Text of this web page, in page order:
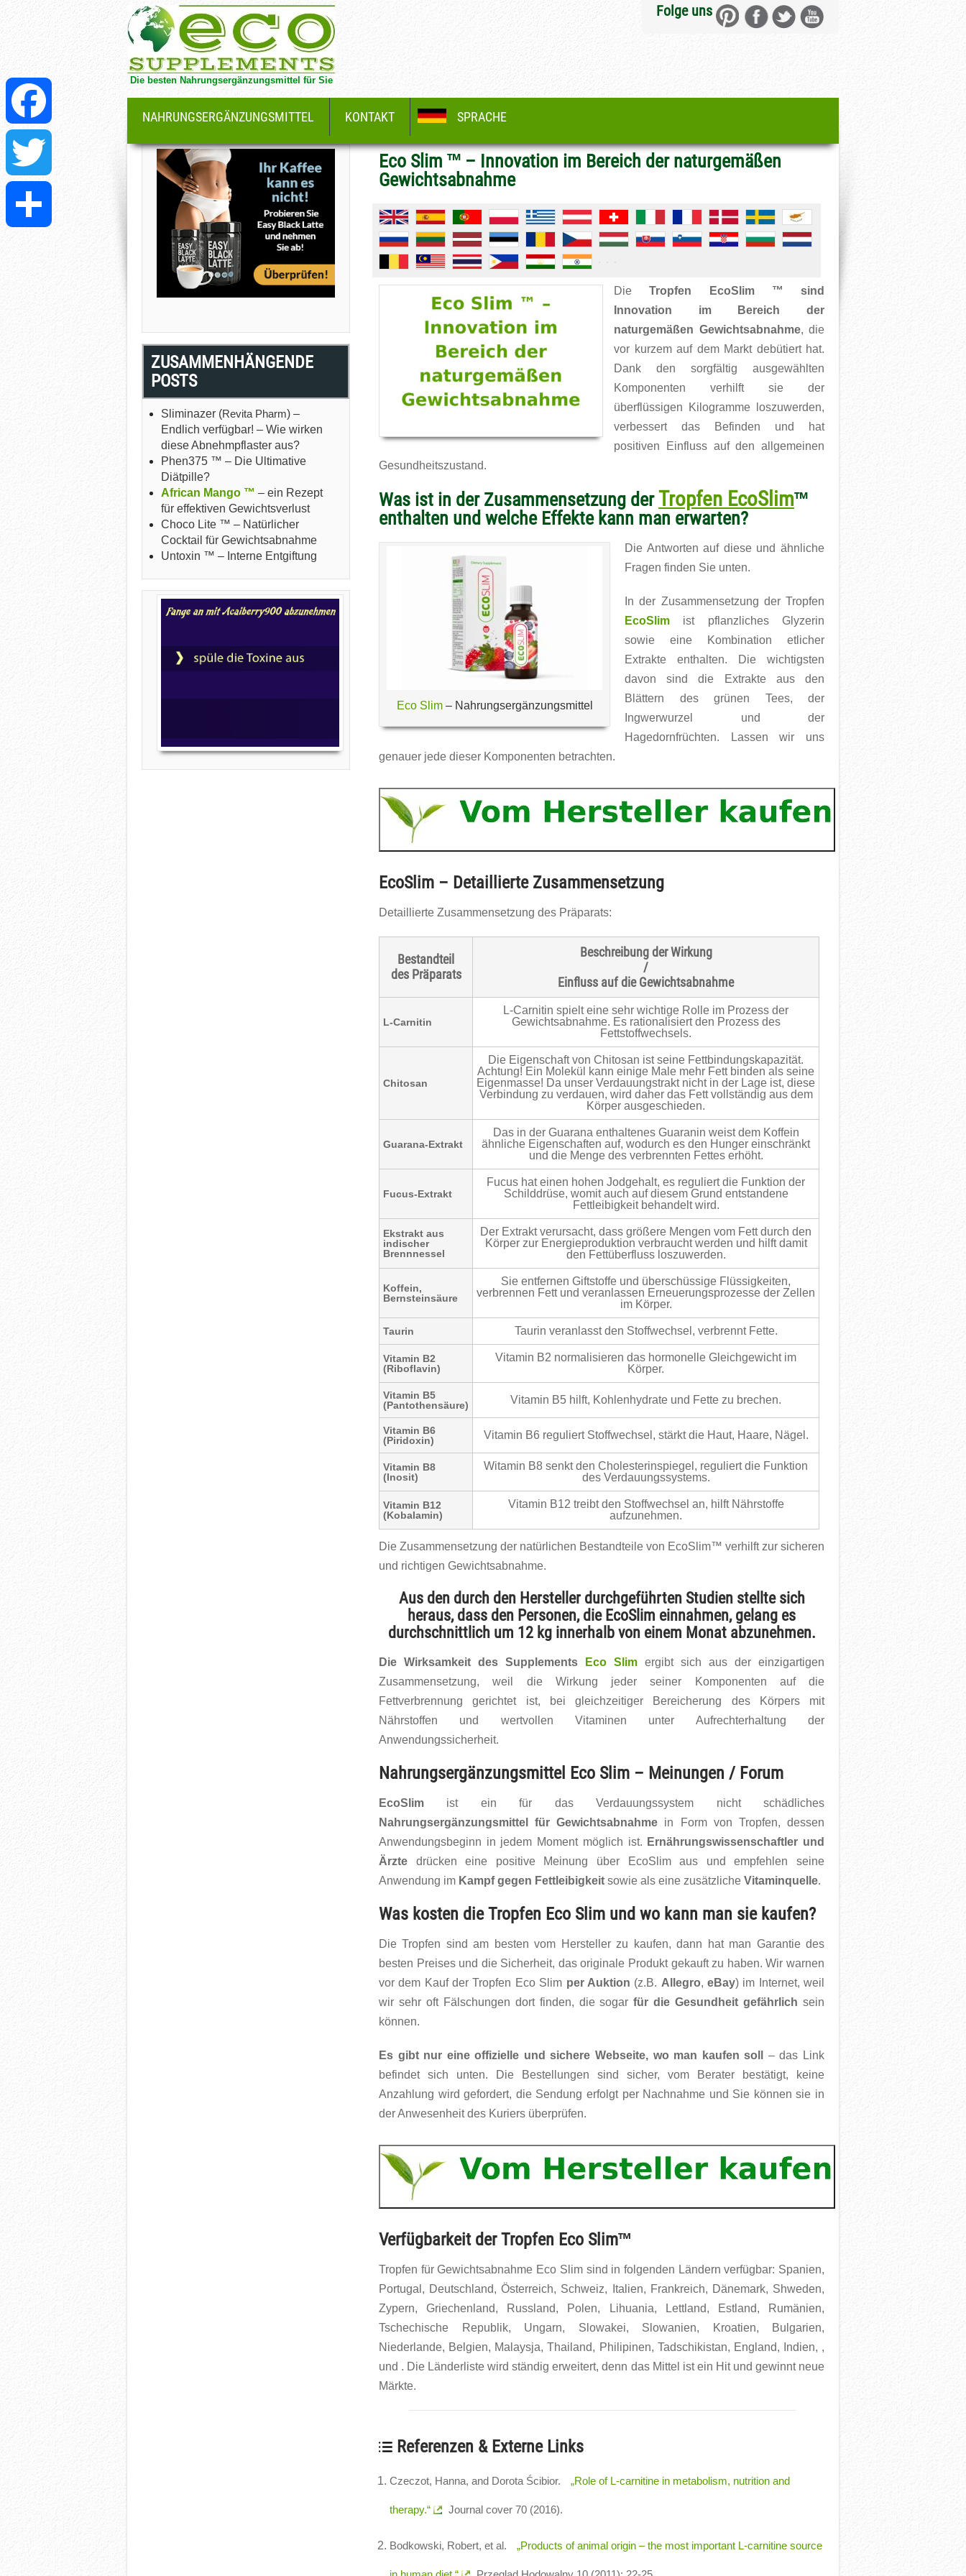
Die besten Nahrungsergänzungsmittel für Sie
Folge uns
NAHRUNGSERGÄNZUNGSMITTEL KONTAKT SPRACHE
Eco Slim ™ – Innovation im Bereich der naturgemäßen
Gewichtsabnahme
DieTropfen EcoSlim ™ sind
Innovation im Bereich der
naturgemäßen Gewichtsabnahme, die
vor kurzem auf dem Markt debütiert hat.
Dank den sorgfältig ausgewählten
Komponenten verhilft sie der
überflüssigen Kilogramme loszuwerden,
verbessert das Befinden und hat
positiven Einfluss auf den allgemeinen
Gesundheitszustand.
Was ist in der Zusammensetzung derTropfen EcoSlim™
enthalten und welche Effekte kann man erwarten?
Eco Slim– Nahrungsergänzungsmittel
Die Antworten auf diese und ähnliche
Fragen finden Sie unten.
In der Zusammensetzung der Tropfen
EcoSlim ist pflanzliches Glyzerin
sowie eine Kombination etlicher
Extrakte enthalten. Die wichtigsten
davon sind die Extrakte aus den
Blättern des grünen Tees, der
Ingwerwurzel und der
Hagedornfrüchten. Lassen wir uns
genauer jede dieser Komponenten betrachten.
EcoSlim – Detaillierte Zusammensetzung
Detaillierte Zusammensetzung des Präparats:
Bestandteil
des Präparats
Beschreibung der Wirkung
/
Einfluss auf die Gewichtsabnahme
L-Carnitin
L-Carnitin spielt eine sehr wichtige Rolle im Prozess der
Gewichtsabnahme. Es rationalisiert den Prozess des
Fettstoffwechsels.
Chitosan
Die Eigenschaft von Chitosan ist seine Fettbindungskapazität.
Achtung! Ein Molekül kann einige Male mehr Fett binden als seine
Eigenmasse! Da unser Verdauungstrakt nicht in der Lage ist, diese
Verbindung zu verdauen, wird daher das Fett vollständig aus dem
Körper ausgeschieden.
Guarana-Extrakt
Das in der Guarana enthaltenes Guaranin weist dem Koffein
ähnliche Eigenschaften auf, wodurch es den Hunger einschränkt
und die Menge des verbrennten Fettes erhöht.
Fucus-Extrakt
Fucus hat einen hohen Jodgehalt, es reguliert die Funktion der
Schilddrüse, womit auch auf diesem Grund entstandene
Fettleibigkeit behandelt wird.
Ekstrakt aus
indischer
Brennnessel
Der Extrakt verursacht, dass größere Mengen vom Fett durch den
Körper zur Energieproduktion verbraucht werden und hilft damit
den Fettüberfluss loszuwerden.
Koffein,
Bernsteinsäure
Sie entfernen Giftstoffe und überschüssige Flüssigkeiten,
verbrennen Fett und veranlassen Erneuerungsprozesse der Zellen
im Körper.
Taurin Taurin veranlasst den Stoffwechsel, verbrennt Fette.
Vitamin B2
(Riboflavin)
Vitamin B2 normalisieren das hormonelle Gleichgewicht im
Körper.
Vitamin B5
(Pantothensäure)
Vitamin B5 hilft, Kohlenhydrate und Fette zu brechen.
Vitamin B6
(Piridoxin)
Vitamin B6 reguliert Stoffwechsel, stärkt die Haut, Haare, Nägel.
Vitamin B8
(Inosit)
Witamin B8 senkt den Cholesterinspiegel, reguliert die Funktion
des Verdauungssystems.
Vitamin B12
(Kobalamin)
Vitamin B12 treibt den Stoffwechsel an, hilft Nährstoffe
aufzunehmen.
Die Zusammensetzung der natürlichen Bestandteile von EcoSlim™ verhilft zur sicheren
und richtigen Gewichtsabnahme.
Aus den durch den Hersteller durchgeführten Studien stellte sich
heraus, dass den Personen, die EcoSlim einnahmen, gelang es
durchschnittlich um 12 kg innerhalb von einem Monat abzunehmen.
Die Wirksamkeit des Supplements Eco Slim ergibt sich aus der einzigartigen
Zusammensetzung, weil die Wirkung jeder seiner Komponenten auf die
Fettverbrennung gerichtet ist, bei gleichzeitiger Bereicherung des Körpers mit
Nährstoffen und wertvollen Vitaminen unter Aufrechterhaltung der
Anwendungssicherheit.
Nahrungsergänzungsmittel Eco Slim – Meinungen / Forum
EcoSlim ist ein für das Verdauungssystem nicht schädliches
Nahrungsergänzungsmittel für Gewichtsabnahme in Form von Tropfen, dessen
Anwendungsbeginn in jedem Moment möglich ist. Ernährungswissenschaftler und
Ärzte drücken eine positive Meinung über EcoSlim aus und empfehlen seine
Anwendung im Kampf gegen Fettleibigkeit sowie als eine zusätzliche Vitaminquelle.
Was kosten die Tropfen Eco Slim und wo kann man sie kaufen?
Die Tropfen sind am besten vom Hersteller zu kaufen, dann hat man Garantie des
besten Preises und die Sicherheit, das originale Produkt gekauft zu haben. Wir warnen
vor dem Kauf der Tropfen Eco Slim per Auktion (z.B. Allegro, eBay) im Internet, weil
wir sehr oft Fälschungen dort finden, die sogarfür die Gesundheit gefährlich sein
können.
Es gibt nur eine offizielle und sichere Webseite, wo man kaufen soll
– das Link
befindet sich unten. Die Bestellungen sind sicher, vom Berater bestätigt, keine
Anzahlung wird gefordert, die Sendung erfolgt per Nachnahme und Sie können sie in
der Anwesenheit des Kuriers überprüfen.
Verfügbarkeit der Tropfen Eco Slim™
Tropfen für Gewichtsabnahme Eco Slim sind in folgenden Ländern verfügbar: Spanien,
Portugal, Deutschland, Österreich, Schweiz, Italien, Frankreich, Dänemark, Shweden,
Zypern, Griechenland, Russland, Polen, Lihuania, Lettland, Estland, Rumänien,
Tschechische Republik, Ungarn, Slowakei, Slowanien, Kroatien, Bulgarien,
Niederlande, Belgien, Malaysja, Thailand, Philipinen, Tadschikistan, England, Indien, ,
und . Die Länderliste wird ständig erweitert, denn das Mittel ist ein Hit und gewinnt neue
Märkte.
Referenzen & Externe Links
Czeczot, Hanna, and Dorota Ścibior. „Role of L-carnitine in metabolism, nutrition and
therapy.“ Journal cover 70 (2016).
Bodkowski, Robert, et al. „Products of animal origin – the most important L-carnitine source
ZUSAMMENHÄNGENDE
POSTS
Sliminazer (Revita Pharm) –
Endlich verfügbar! – Wie wirken
diese Abnehmpflaster aus?
Phen375 ™ – Die Ultimative
Diätpille?
African Mango ™ – ein Rezept
für effektiven Gewichtsverlust
Choco Lite ™ – Natürlicher
Cocktail für Gewichtsabnahme
Untoxin ™ – Interne Entgiftung
Facebook